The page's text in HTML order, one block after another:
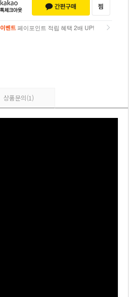
이벤트페이포인트 적립 혜택 2배 UP!
상품문의(1)